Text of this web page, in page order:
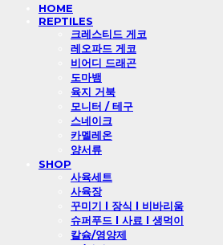
HOME
REPTILES
크레스티드 게코
레오파드 게코
비어디 드래곤
도마뱀
육지 거북
모니터 / 테구
스네이크
카멜레온
양서류
SHOP
사육세트
사육장
꾸미기 l 장식 l 비바리움
슈퍼푸드 l 사료 l 생먹이
칼슘/영양제